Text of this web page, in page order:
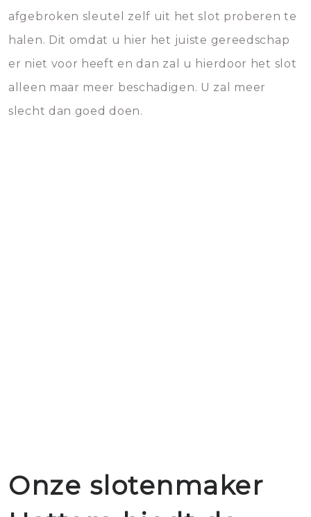
afgebroken sleutel zelf uit het slot proberen te
halen. Dit omdat u hier het juiste gereedschap
er niet voor heeft en dan zal u hierdoor het slot
alleen maar meer beschadigen. U zal meer
slecht dan goed doen.
Onze slotenmaker